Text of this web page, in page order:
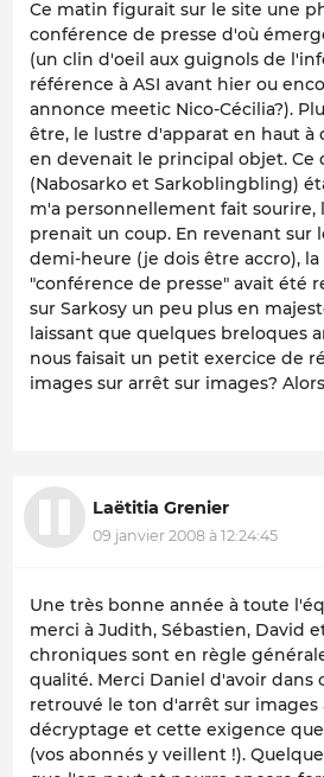
Ce matin figurait sur le site une
conférence de presse d'où
(un clin d'oeil aux guignols de
référence à ASI avant hier ou
annonce meetic Nico-Cécilia?).
être, le lustre d'apparat en haut
en devenait le principal objet. Ce
(Nabosarko et Sarkoblingbling)
m'a personnellement fait sourire,
prenait un coup. En revenant sur
demi-heure (je dois être accro),
"conférence de presse" avait été
sur Sarkosy un peu plus en
laissant que quelques breloques
nous faisait un petit exercice de
images sur arrêt sur images?
Laëtitia Grenier
09 janvier 2008 à 12:24:45
Une très bonne année à toute
merci à Judith, Sébastien, David
chroniques sont en règle
qualité. Merci Daniel d'avoir
retrouvé le ton d'arrêt sur images
décryptage et cette exigence
(vos abonnés y veillent !).